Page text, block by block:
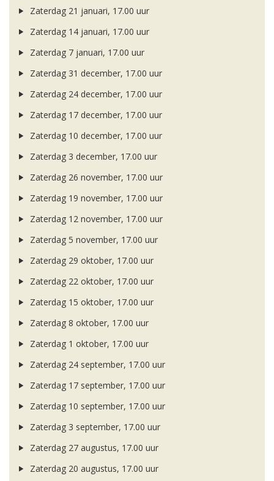
Zaterdag 21 januari, 17.00 uur
Zaterdag 14 januari, 17.00 uur
Zaterdag 7 januari, 17.00 uur
Zaterdag 31 december, 17.00 uur
Zaterdag 24 december, 17.00 uur
Zaterdag 17 december, 17.00 uur
Zaterdag 10 december, 17.00 uur
Zaterdag 3 december, 17.00 uur
Zaterdag 26 november, 17.00 uur
Zaterdag 19 november, 17.00 uur
Zaterdag 12 november, 17.00 uur
Zaterdag 5 november, 17.00 uur
Zaterdag 29 oktober, 17.00 uur
Zaterdag 22 oktober, 17.00 uur
Zaterdag 15 oktober, 17.00 uur
Zaterdag 8 oktober, 17.00 uur
Zaterdag 1 oktober, 17.00 uur
Zaterdag 24 september, 17.00 uur
Zaterdag 17 september, 17.00 uur
Zaterdag 10 september, 17.00 uur
Zaterdag 3 september, 17.00 uur
Zaterdag 27 augustus, 17.00 uur
Zaterdag 20 augustus, 17.00 uur